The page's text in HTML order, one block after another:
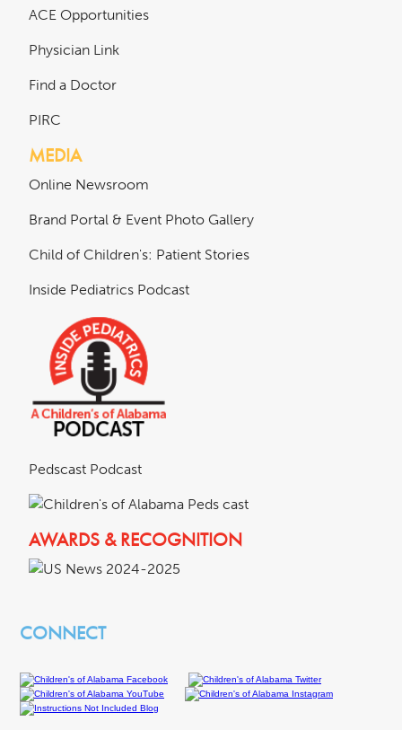
ACE Opportunities
Physician Link
Find a Doctor
PIRC
MEDIA
Online Newsroom
Brand Portal & Event Photo Gallery
Child of Children's: Patient Stories
Inside Pediatrics Podcast
Pedscast Podcast
AWARDS & RECOGNITION
CONNECT